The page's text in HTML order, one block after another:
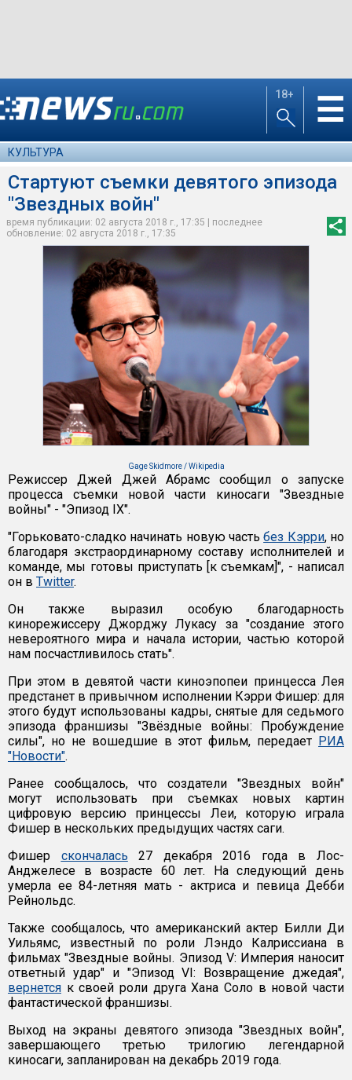
18+ ☰
КУЛЬТУРА
Стартуют съемки девятого эпизода
"Звездных войн"
время публикации: 02 августа 2018 г., 17:35 | последнее
обновление: 02 августа 2018 г., 17:35
Gage Skidmore / Wikipedia
Режиссер Джей Джей Абрамс сообщил о запуске
процесса съемки новой части киносаги "Звездные
войны" - "Эпизод IX".
"Горьковато-сладко начинать новую частьбез Кэрри, но
благодаря экстраординарному составу исполнителей и
команде, мы готовы приступать [к съемкам]", - написал
он в Twitter.
Он также выразил особую благодарность
кинорежиссеру Джорджу Лукасу за "создание этого
невероятного мира и начала истории, частью которой
нам посчастливилось стать".
При этом в девятой части киноэпопеи принцесса Лея
предстанет в привычном исполнении Кэрри Фишер: для
этого будут использованы кадры, снятые для седьмого
эпизода франшизы "Звёздные войны: Пробуждение
силы", но не вошедшие в этот фильм, передает РИА
"Новости".
Ранее сообщалось, что создатели "Звездных войн"
могут использовать при съемках новых картин
цифровую версию принцессы Леи, которую играла
Фишер в нескольких предыдущих частях саги.
Фишер скончалась 27 декабря 2016 года в Лос-
Анджелесе в возрасте 60 лет. На следующий день
умерла ее 84-летняя мать - актриса и певица Дебби
Рейнольдс.
Также сообщалось, что американский актер Билли Ди
Уильямс, известный по роли Лэндо Калриссиана в
фильмах "Звездные войны. Эпизод V: Империя наносит
ответный удар" и "Эпизод VI: Возвращение джедая",
вернется к своей роли друга Хана Соло в новой части
фантастической франшизы.
Выход на экраны девятого эпизода "Звездных войн",
завершающего третью трилогию легендарной
киносаги, запланирован на декабрь 2019 года.